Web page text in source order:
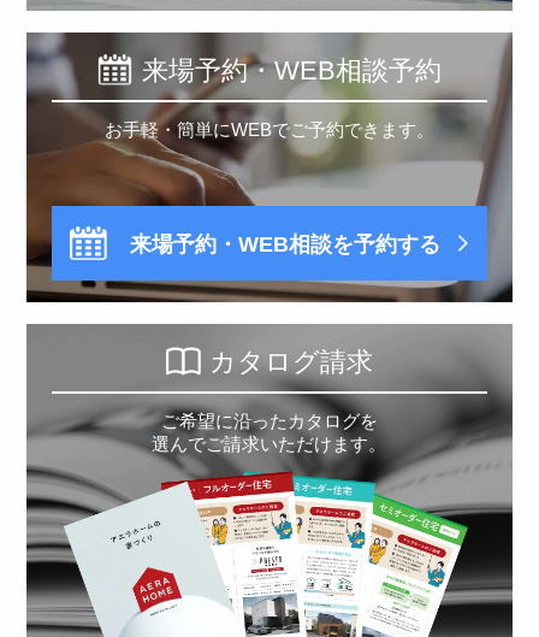
来場予約・WEB相談予約
お手軽・簡単にWEBでご予約できます。
来場予約・WEB相談を予約する
カタログ請求
ご希望に沿ったカタログを
選んでご請求いただけます。